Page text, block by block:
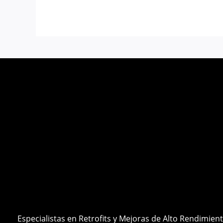
Especialistas en Retrofits y Mejoras de Alto